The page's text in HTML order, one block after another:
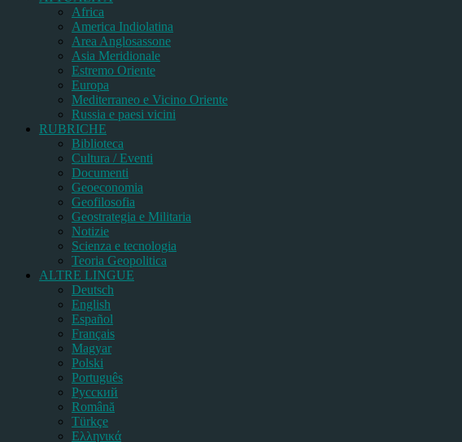
Africa
America Indiolatina
Area Anglosassone
Asia Meridionale
Estremo Oriente
Europa
Mediterraneo e Vicino Oriente
Russia e paesi vicini
RUBRICHE
Biblioteca
Cultura / Eventi
Documenti
Geoeconomia
Geofilosofia
Geostrategia e Militaria
Notizie
Scienza e tecnologia
Teoria Geopolitica
ALTRE LINGUE
Deutsch
English
Español
Français
Magyar
Polski
Português
Pусский
Română
Türkçe
Ελληνικά